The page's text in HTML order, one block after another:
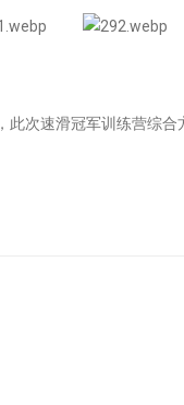
，此次速滑冠军训练营综